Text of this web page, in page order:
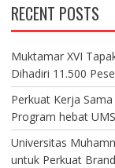
A
V
I
G
A
T
I
O
N
RECENT POSTS
Muktamar XVI
Dihadiri 11.500
Perkuat Kerja
Program hebat UMS
Universitas
untuk Perkuat